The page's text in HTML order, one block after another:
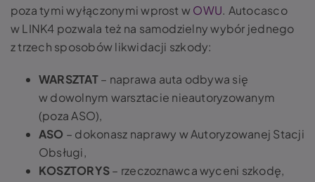
poza tymi wyłączonymi wprost wOWU. Autocasco
w LINK4 pozwala też na samodzielny wybór jednego
z trzech sposobów likwidacji szkody:
WARSZTAT– naprawa auta odbywa się
w dowolnym warsztacie nieautoryzowanym
(poza ASO),
ASO – dokonasz naprawy w Autoryzowanej Stacji
Obsługi,
KOSZTORYS– rzeczoznawca wyceni szkodę,